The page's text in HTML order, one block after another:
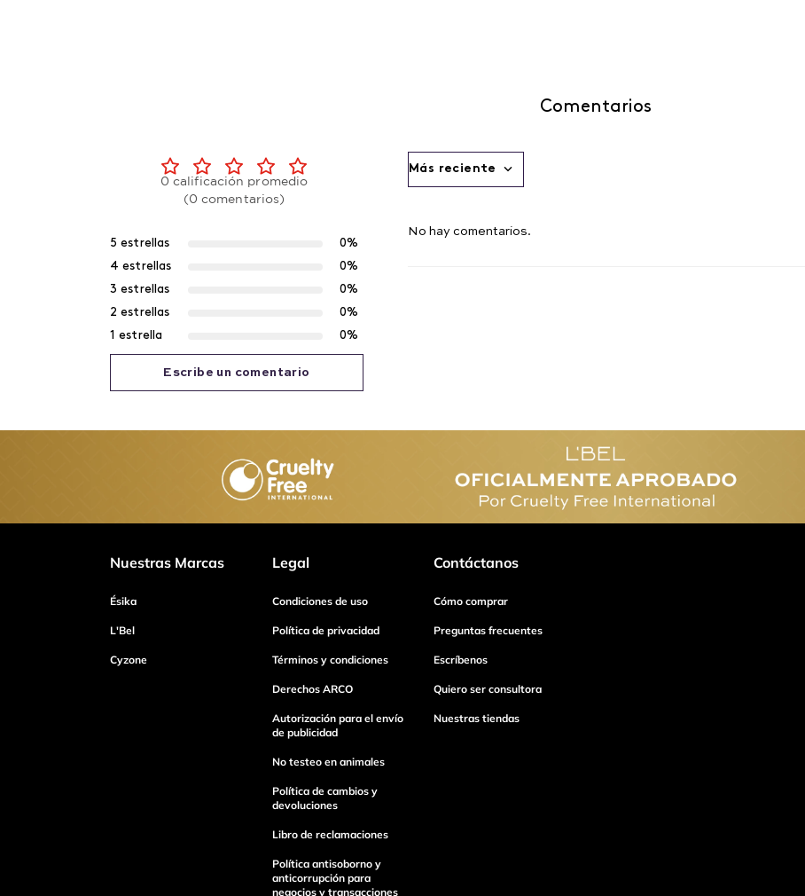
Comentarios
0 calificación promedio
(0 comentarios)
5 estrellas
0%
4 estrellas
0%
3 estrellas
0%
2 estrellas
0%
1 estrella
0%
Escribe un comentario
Agregar comentario
Tu nombre
Dirección de email
Más reciente
No hay comentarios.
Nuestras Marcas
Ésika
L'Bel
Cyzone
Legal
Condiciones de uso
Política de privacidad
Términos y condiciones
Derechos ARCO
Autorización para el envío
de publicidad
No testeo en animales
Política de cambios y
devoluciones
Libro de reclamaciones
Política antisoborno y
anticorrupción para
negocios y transacciones
Contáctanos
Cómo comprar
Preguntas frecuentes
Escríbenos
Quiero ser consultora
Nuestras tiendas